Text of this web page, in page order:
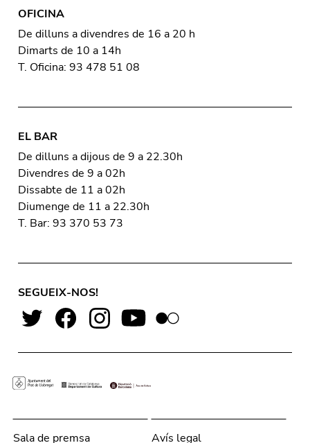
OFICINA
De dilluns a divendres de 16 a 20 h
Dimarts de 10 a 14h
T. Oficina: 93 478 51 08
EL BAR
De dilluns a dijous de 9 a 22.30h
Divendres de 9 a 02h
Dissabte de 11 a 02h
Diumenge de 11 a 22.30h
T. Bar: 93 370 53 73
SEGUEIX-NOS!
Sala de premsa Avís legal